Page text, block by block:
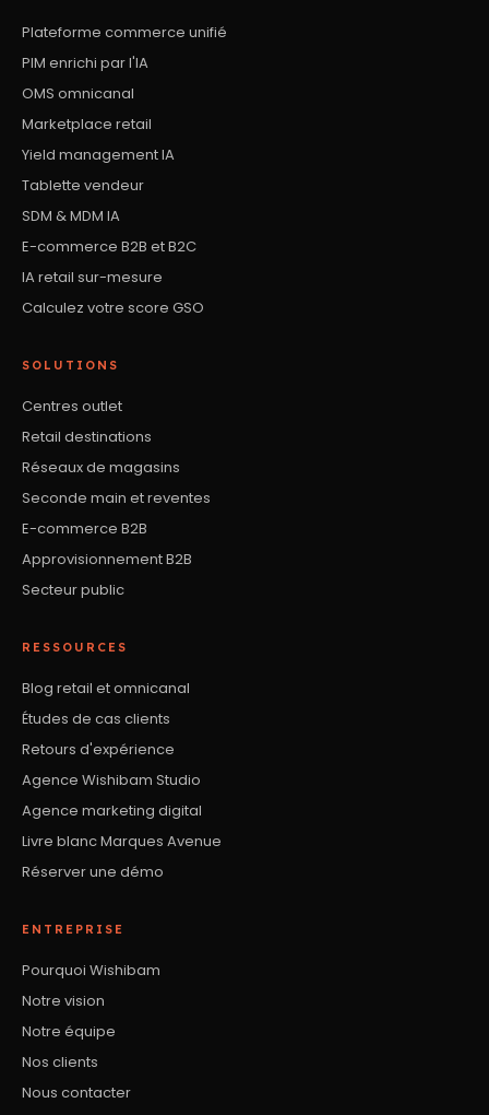
Plateforme commerce unifié
PIM enrichi par l'IA
OMS omnicanal
Marketplace retail
Yield management IA
Tablette vendeur
SDM & MDM IA
E-commerce B2B et B2C
IA retail sur-mesure
Calculez votre score GSO
SOLUTIONS
Centres outlet
Retail destinations
Réseaux de magasins
Seconde main et reventes
E-commerce B2B
Approvisionnement B2B
Secteur public
RESSOURCES
Blog retail et omnicanal
Études de cas clients
Retours d'expérience
Agence Wishibam Studio
Agence marketing digital
Livre blanc Marques Avenue
Réserver une démo
ENTREPRISE
Pourquoi Wishibam
Notre vision
Notre équipe
Nos clients
Nous contacter